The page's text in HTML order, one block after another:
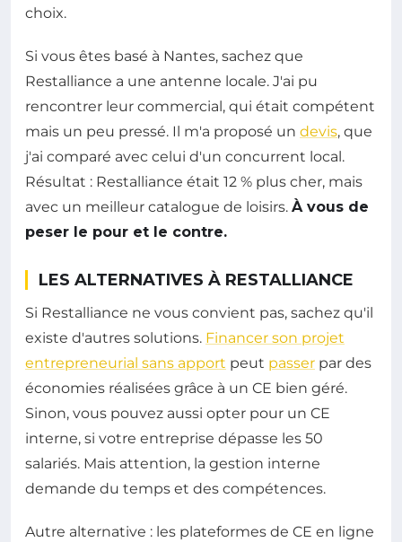
choix.
Si vous êtes basé à Nantes, sachez que
Restalliance a une antenne locale. J'ai pu
rencontrer leur commercial, qui était compétent
mais un peu pressé. Il m'a proposé un devis, que
j'ai comparé avec celui d'un concurrent local.
Résultat : Restalliance était 12 % plus cher, mais
avec un meilleur catalogue de loisirs. À vous de
peser le pour et le contre.
LES ALTERNATIVES À RESTALLIANCE
Si Restalliance ne vous convient pas, sachez qu'il
existe d'autres solutions. Financer son projet
entrepreneurial sans apport peut passer par des
économies réalisées grâce à un CE bien géré.
Sinon, vous pouvez aussi opter pour un CE
interne, si votre entreprise dépasse les 50
salariés. Mais attention, la gestion interne
demande du temps et des compétences.
Autre alternative : les plateformes de CE en ligne